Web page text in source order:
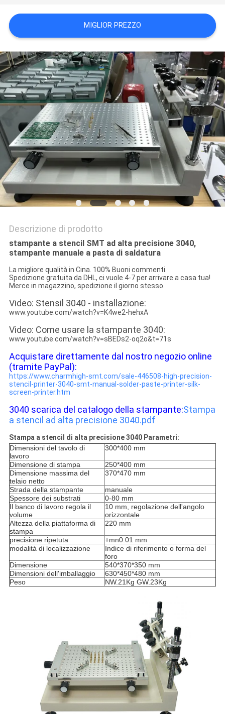
ON
LINE
MAPPA
DEL
SITO
POLITICA
SULLA
PRIVACY
MIGLIOR PREZZO
Descrizione di prodotto
stampante a stencil SMT ad alta precisione 3040,
stampante manuale a pasta di saldatura
La migliore qualità in Cina. 100% Buoni commenti.
Spedizione gratuita da DHL, ci vuole 4-7 per arrivare a casa tua!
Merce in magazzino, spedizione il giorno stesso.
Video: Stensil 3040 - installazione:
www.youtube.com/watch?v=K4we2-hehxA
Video: Come usare la stampante 3040:
www.youtube.com/watch?v=sBEDs2-oq2o&t=71s
Acquistare direttamente dal nostro negozio online
(tramite PayPal):
https://www.charmhigh-smt.com/sale-446508-high-precision-
stencil-printer-3040-smt-manual-solder-paste-printer-silk-
screen-printer.htm
3040 scarica del catalogo della stampante:Stampa
a stencil ad alta precisione 3040.pdf
Stampa a stencil di alta precisione 3040 Parametri:
Dimensioni del tavolo di
lavoro
300*400 mm
Dimensione di stampa
250*400 mm
Dimensione massima del
telaio netto
370*470 mm
Strada della stampante
manuale
Spessore dei substrati
0-80 mm
Il banco di lavoro regola il
volume
10 mm, regolazione dell'angolo
orizzontale
Altezza della piattaforma di
stampa
220 mm
precisione ripetuta
+mn0.01 mm
modalità di localizzazione
Indice di riferimento o forma del
foro
Dimensione
540*370*350 mm
Dimensioni dell'imballaggio
630*450*480 mm
Peso
NW.21Kg GW.23Kg